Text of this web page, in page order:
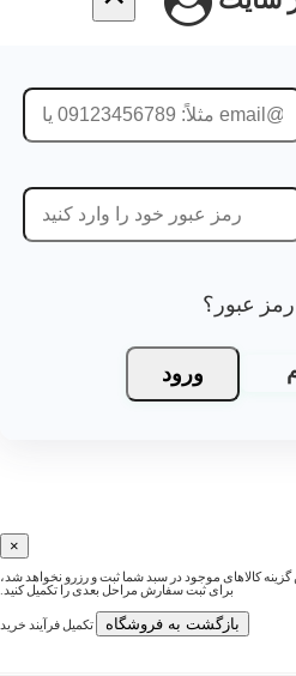
موجود در سبد شما ثبت و رزرو نخواهد شد،
برای ثبت سفارش مراحل بعدی را تکمیل کنید.
بازگشت به فروشگاه تکمیل فرآیند خرید